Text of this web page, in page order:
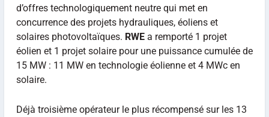
d’offres technologiquement neutre qui met en
concurrence des projets hydrauliques, éoliens et
solaires photovoltaïques. RWEa remporté 1 projet
éolien et 1 projet solaire pour une puissance cumulée de
15 MW : 11 MW en technologie éolienne et 4 MWc en
solaire.
Déjà troisième opérateur le plus récompensé sur les 13